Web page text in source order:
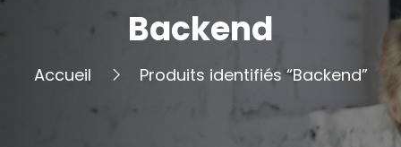
Backend
Accueil Produits identifiés “Backend”